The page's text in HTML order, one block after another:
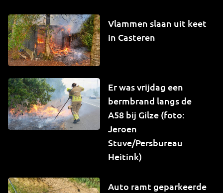
Vlammen slaan uit keet
in Casteren
Er was vrijdag een
bermbrand langs de
A58 bij Gilze (foto:
Jeroen
Stuve/Persbureau
Heitink)
Auto ramt geparkeerde